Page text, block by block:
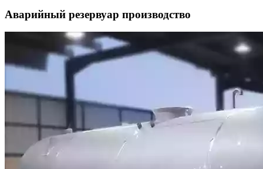
Аварийный резервуар производство